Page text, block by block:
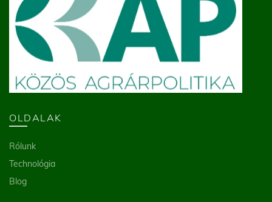
OLDALAK
Rólunk
Technológia
Blog